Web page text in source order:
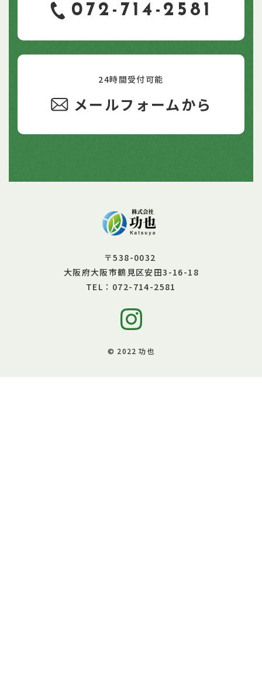
072-714-2581
24時間受付可能
メールフォームから
〒538-0032
大阪府大阪市鶴見区安田3-16-18
TEL： 072-714-2581
© 2022 功也